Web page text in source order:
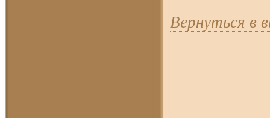
Вернуться в